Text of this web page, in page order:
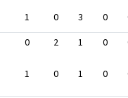
1 0 3 0
0 2 1 0
1 0 1 0